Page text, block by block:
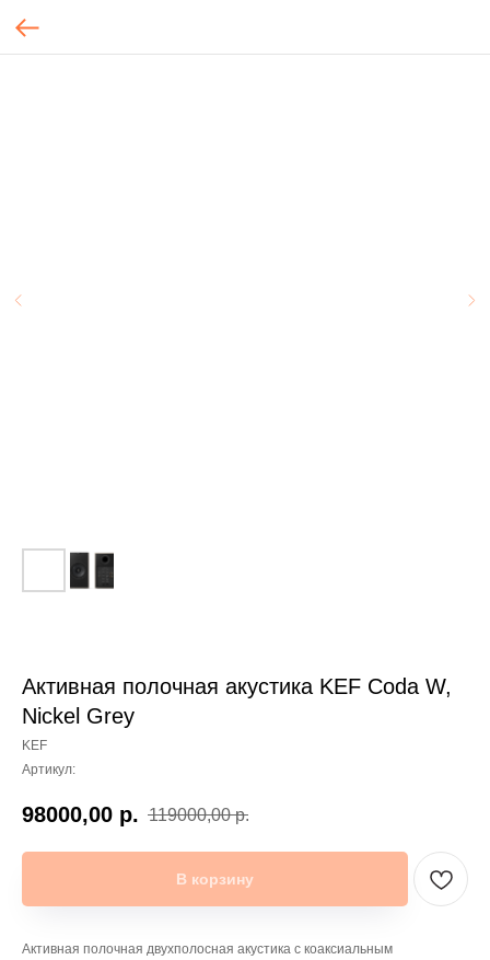
Активная полочная акустика KEF Coda W,
Nickel Grey
KEF
Артикул:
98000,00 р. 119000,00 р.
В корзину
Активная полочная двухполосная акустика с коаксиальным